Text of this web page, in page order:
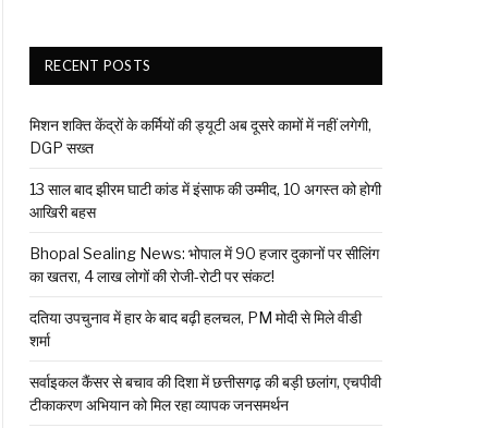
RECENT POSTS
मिशन शक्ति केंद्रों के कर्मियों की ड्यूटी अब दूसरे कामों में नहीं लगेगी,
DGP सख्त
13 साल बाद झीरम घाटी कांड में इंसाफ की उम्मीद, 10 अगस्त को होगी
आखिरी बहस
Bhopal Sealing News: भोपाल में 90 हजार दुकानों पर सीलिंग
का खतरा, 4 लाख लोगों की रोजी-रोटी पर संकट!
दतिया उपचुनाव में हार के बाद बढ़ी हलचल, PM मोदी से मिले वीडी
शर्मा
सर्वाइकल कैंसर से बचाव की दिशा में छत्तीसगढ़ की बड़ी छलांग, एचपीवी
टीकाकरण अभियान को मिल रहा व्यापक जनसमर्थन